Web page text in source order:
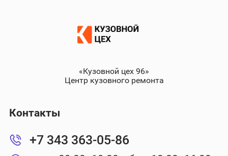
«Кузовной цех 96»
Центр кузовного ремонта
Контакты
+7 343 363-05-86